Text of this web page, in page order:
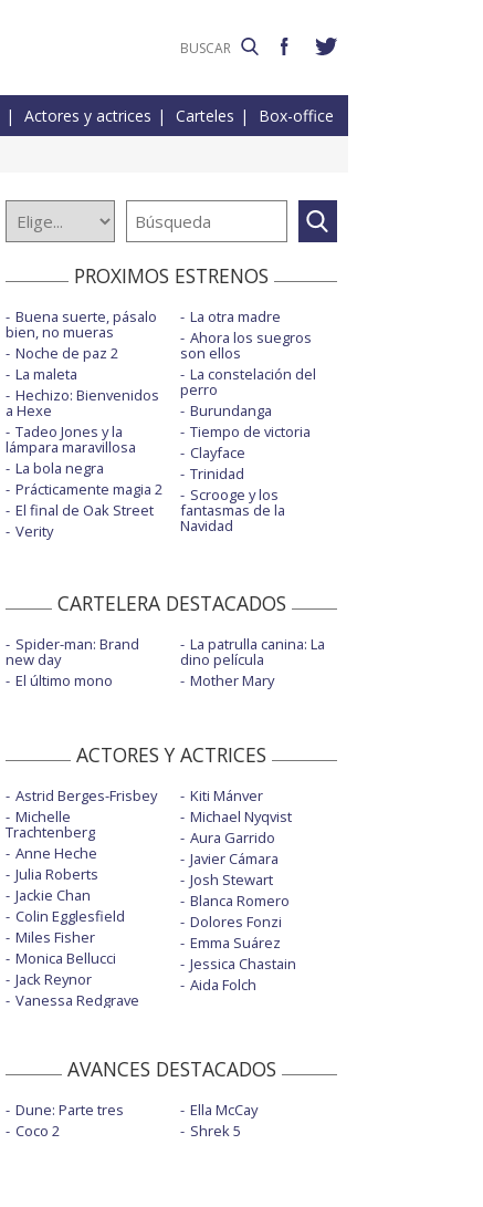
Actores y actrices Carteles Box-office
PROXIMOS ESTRENOS
Buena suerte, pásalo
bien, no mueras
Noche de paz 2
La maleta
Hechizo: Bienvenidos
a Hexe
Tadeo Jones y la
lámpara maravillosa
La bola negra
Prácticamente magia 2
El final de Oak Street
Verity
La otra madre
Ahora los suegros
son ellos
La constelación del
perro
Burundanga
Tiempo de victoria
Clayface
Trinidad
Scrooge y los
fantasmas de la
Navidad
CARTELERA DESTACADOS
Spider-man: Brand
new day
El último mono
La patrulla canina: La
dino película
Mother Mary
ACTORES Y ACTRICES
Astrid Berges-Frisbey
Michelle
Trachtenberg
Anne Heche
Julia Roberts
Jackie Chan
Colin Egglesfield
Miles Fisher
Monica Bellucci
Jack Reynor
Vanessa Redgrave
Kiti Mánver
Michael Nyqvist
Aura Garrido
Javier Cámara
Josh Stewart
Blanca Romero
Dolores Fonzi
Emma Suárez
Jessica Chastain
Aida Folch
AVANCES DESTACADOS
Dune: Parte tres
Coco 2
Ella McCay
Shrek 5